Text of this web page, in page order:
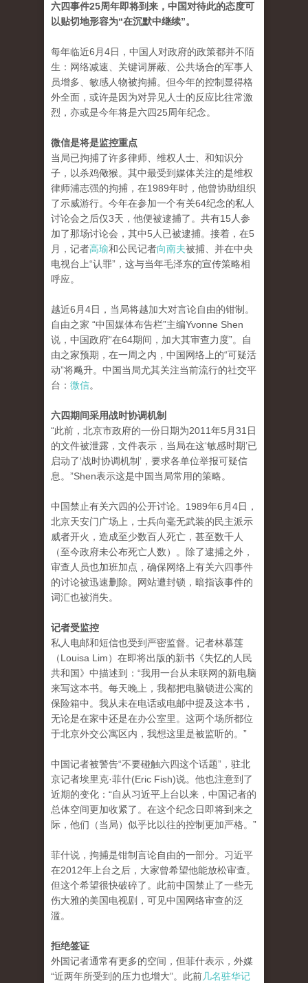
六四事件25周年即将到来，中国对待此的态度可
以贴切地形容为“在沉默中继续”。
每年临近6月4日，中国人对政府的政策都并不陌
生：网络减速、关键词屏蔽、公共场合的军事人
员增多、敏感人物被拘捕。但今年的控制显得格
外全面，或许是因为对异见人士的反应比往常激
烈，亦或是今年将是六四25周年纪念。
微信是将是监控重点
当局已拘捕了许多律师、维权人士、和知识分
子，以杀鸡儆猴。其中最受到媒体关注的是维权
律师浦志强的拘捕，在1989年时，他曾协助组织
了示威游行。今年在参加一个有关64纪念的私人
讨论会之后仅3天，他便被逮捕了。共有15人参
加了那场讨论会，其中5人已被逮捕。接着，在5
月，记者高瑜和公民记者向南夫被捕、并在中央
电视台上“认罪”，这与当年毛泽东的宣传策略相
呼应。
越近6月4日，当局将越加大对言论自由的钳制。
自由之家 “中国媒体布告栏”主编Yvonne Shen
说，中国政府“在64期间，加大其审查力度”。自
由之家预期，在一周之内，中国网络上的“可疑活
动”将飚升。中国当局尤其关注当前流行的社交平
台： 微信。
六四期间采用战时协调机制
“此前，北京市政府的一份日期为2011年5月31日
的文件被泄露，文件表示，当局在这‘敏感时期’已
启动了‘战时协调机制’，要求各单位举报可疑信
息。”Shen表示这是中国当局常用的策略。
中国禁止有关六四的公开讨论。1989年6月4日，
北京天安门广场上，士兵向毫无武装的民主派示
威者开火，造成至少数百人死亡，甚至数千人
（至今政府未公布死亡人数）。除了逮捕之外，
审查人员也加班加点，确保网络上有关六四事件
的讨论被迅速删除。网站遭封锁，暗指该事件的
词汇也被消失。
记者受监控
私人电邮和短信也受到严密监督。记者林慕莲
（Louisa Lim）在即将出版的新书《失忆的人民
共和国》中描述到：“我用一台从未联网的新电脑
来写这本书。每天晚上，我都把电脑锁进公寓的
保险箱中。我从未在电话或电邮中提及这本书，
无论是在家中还是在办公室里。这两个场所都位
于北京外交公寓区内，我想这里是被监听的。”
中国记者被警告“不要碰触六四这个话题”，驻北
京记者埃里克·菲什(Eric Fish)说。他也注意到了
近期的变化：“自从习近平上台以来，中国记者的
总体空间更加收紧了。在这个纪念日即将到来之
际，他们（当局）似乎比以往的控制更加严格。”
菲什说，拘捕是钳制言论自由的一部分。习近平
在2012年上台之后，大家曾希望他能放松审查。
但这个希望很快破碎了。此前中国禁止了一些无
伤大雅的美国电视剧，可见中国网络审查的泛
滥。
拒绝签证
外国记者通常有更多的空间，但菲什表示，外媒
“近两年所受到的压力也增大”。此前几名驻华记